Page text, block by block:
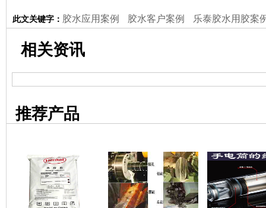
此文关键字： 胶水应用案例 胶水客户案例 乐泰胶水用胶案
相关资讯
推荐产品